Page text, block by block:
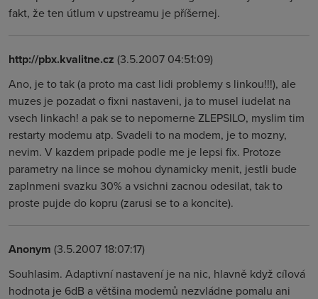
fakt, že ten útlum v upstreamu je příšernej.
http://pbx.kvalitne.cz (3.5.2007 04:51:09)
Ano, je to tak (a proto ma cast lidi problemy s linkou!!!), ale
muzes je pozadat o fixni nastaveni, ja to musel iudelat na
vsech linkach! a pak se to nepomerne ZLEPSILO, myslim tim
restarty modemu atp. Svadeli to na modem, je to mozny,
nevim. V kazdem pripade podle me je lepsi fix. Protoze
parametry na lince se mohou dynamicky menit, jestli bude
zaplnmeni svazku 30% a vsichni zacnou odesilat, tak to
proste pujde do kopru (zarusi se to a koncite).
Anonym (3.5.2007 18:07:17)
Souhlasim. Adaptivní nastavení je na nic, hlavně když cílová
hodnota je 6dB a většina modemů nezvládne pomalu ani